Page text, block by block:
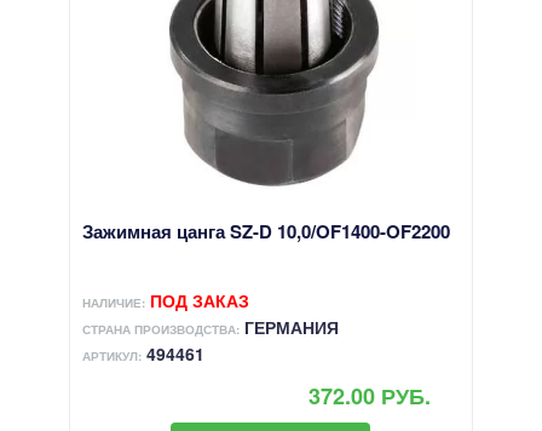
Зажимная цанга SZ-D 10,0/OF1400-OF2200
НАЛИЧИЕ: ПОД ЗАКАЗ
СТРАНА ПРОИЗВОДСТВА:ГЕРМАНИЯ
АРТИКУЛ:494461
372.00 РУБ.